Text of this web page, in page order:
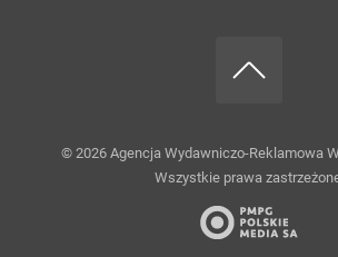
© 2026 Agencja Wydawniczo-Reklamowa
Wszystkie prawa